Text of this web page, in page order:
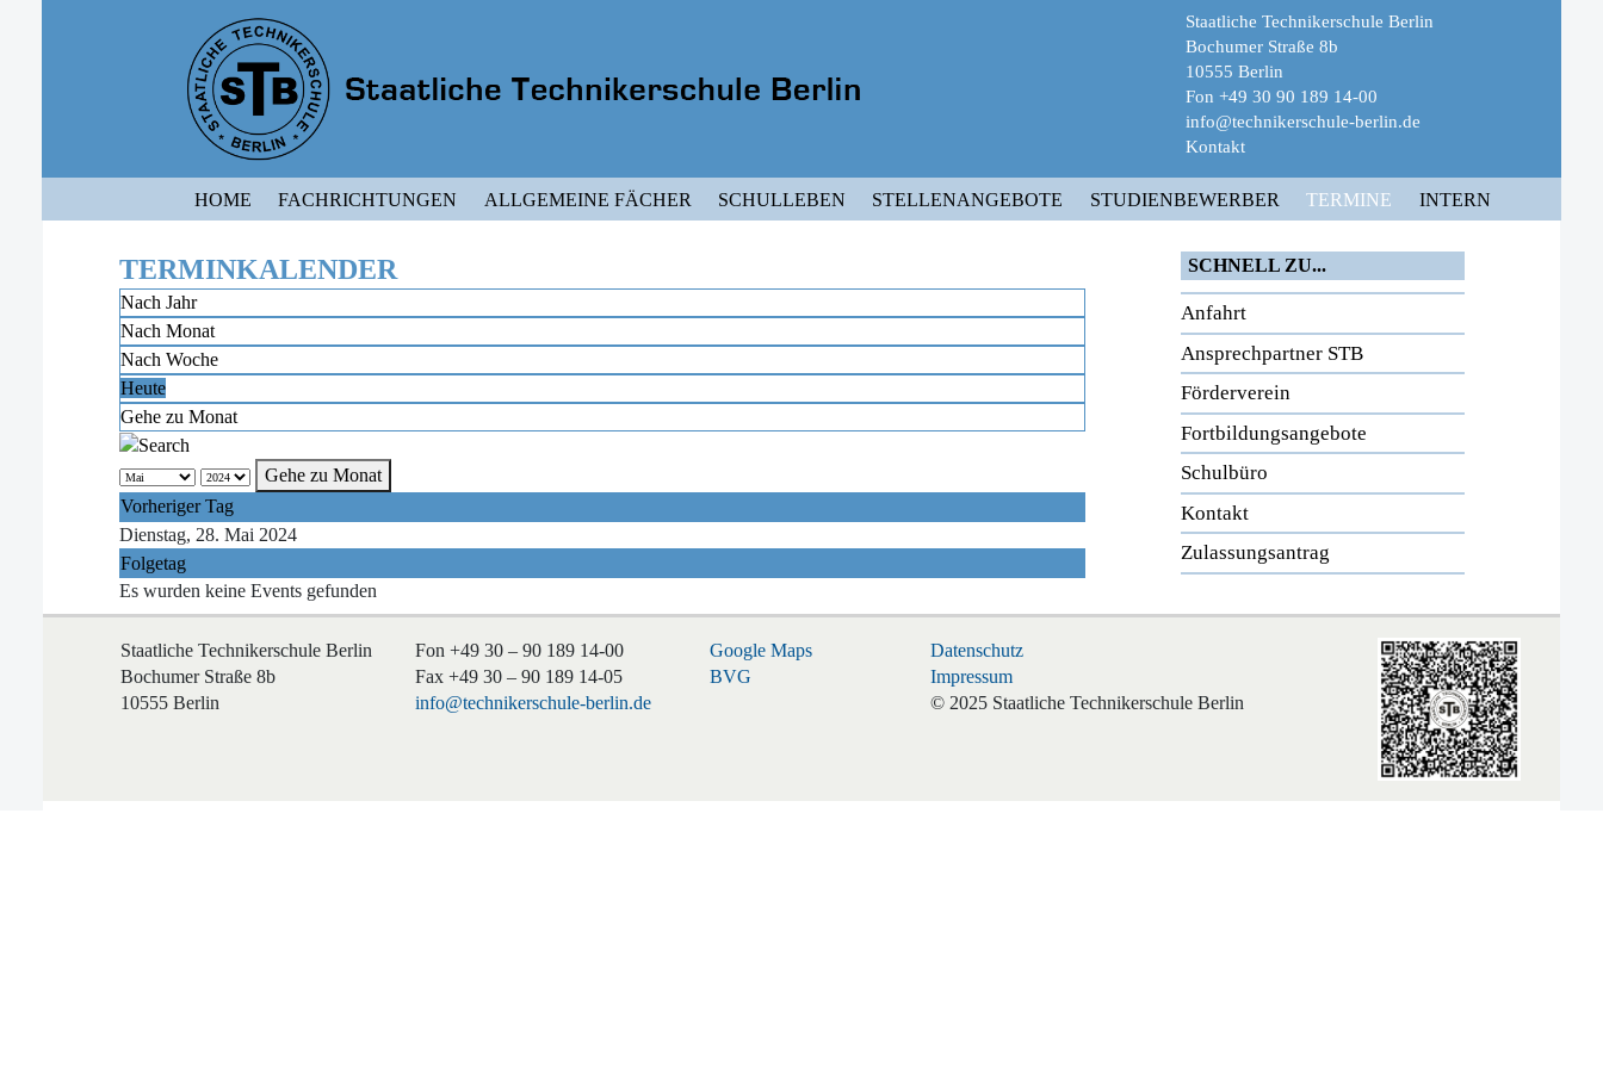
Staatliche Technikerschule Berlin
Bochumer Straße 8b
10555 Berlin
Fon +49 30 90 189 14-00
info@technikerschule-berlin.de
Kontakt
HOME FACHRICHTUNGEN ALLGEMEINE FÄCHER SCHULLEBEN STELLENANGEBOTE STUDIENBEWERBER TERMINE INTERN
TERMINKALENDER
Nach Jahr
Nach Monat
Nach Woche
Heute
Gehe zu Monat
Gehe zu Monat
Vorheriger Tag
Dienstag, 28. Mai 2024
Folgetag
Es wurden keine Events gefunden
SCHNELL ZU...
Anfahrt
Ansprechpartner STB
Förderverein
Fortbildungsangebote
Schulbüro
Kontakt
Zulassungsantrag
Staatliche Technikerschule Berlin
Bochumer Straße 8b
10555 Berlin
Fon +49 30 – 90 189 14-00
Fax +49 30 – 90 189 14-05
info@technikerschule-berlin.de
Google Maps
BVG
Datenschutz
Impressum
© 2025 Staatliche Technikerschule Berlin